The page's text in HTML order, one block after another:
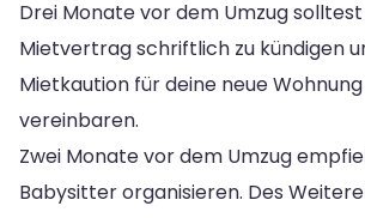
Drei Monate vor dem Umzug
Mietvertrag schriftlich zu kündigen
Mietkaution für deine neue
vereinbaren.
Zwei Monate vor dem Umzug
Babysitter organisieren. Des